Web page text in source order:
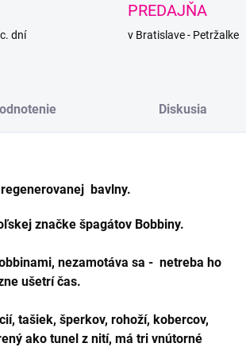
dní
PREDAJŇA
v Bratislave - Petržalke
Diskusia
regenerovanej bavlny.
značke špagátov Bobbiny.
nezamotáva sa - netreba ho
ušetrí čas.
tašiek, šperkov, rohoží, kobercov,
ako tunel z nití, má tri vnútorné